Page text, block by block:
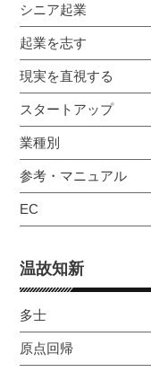
シニア起業
起業を志す
現実を直視する
スタートアップ
業種別
参考・マニュアル
EC
温故知新
多士
原点回帰